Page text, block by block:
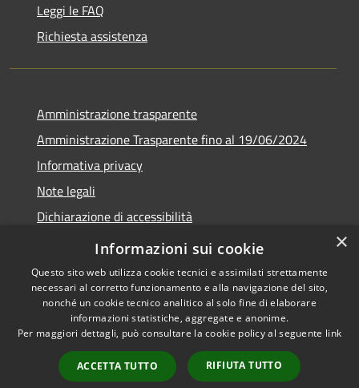
Leggi le FAQ
Richiesta assistenza
Amministrazione trasparente
Amministrazione Trasparente fino al 19/06/2024
Informativa privacy
Note legali
Dichiarazione di accessibilità
Meccanismo di feedback
Accessibilità
Copyright © 2026 • Comune di
Lorenzago di Cadore • Powered
byMunicipium
Accesso
redazione
×
Informazioni sui cookie
Questo sito web utilizza cookie tecnici e assimilati strettamente
necessari al corretto funzionamento e alla navigazione del sito,
nonché un cookie tecnico analitico al solo fine di elaborare
informazioni statistiche, aggregate e anonime.
Per maggiori dettagli, può consultare la cookie policy al seguente link
ACCETTA TUTTO RIFIUTA TUTTO